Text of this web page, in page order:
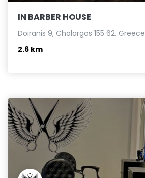
IN BARBER HOUSE
Doiranis 9, Cholargos 155 62, Greece
2.6 km